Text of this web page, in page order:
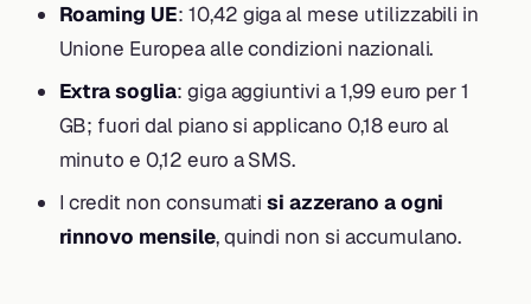
Roaming UE: 10,42 giga al mese utilizzabili in
Unione Europea alle condizioni nazionali.
Extra soglia: giga aggiuntivi a 1,99 euro per 1
GB; fuori dal piano si applicano 0,18 euro al
minuto e 0,12 euro a SMS.
I credit non consumatisi azzerano a ogni
rinnovo mensile, quindi non si accumulano.